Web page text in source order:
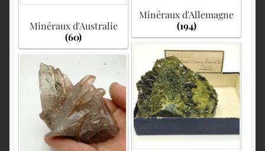
Minéraux d'Allemagne
(194)
Minéraux d'Australie
(60)